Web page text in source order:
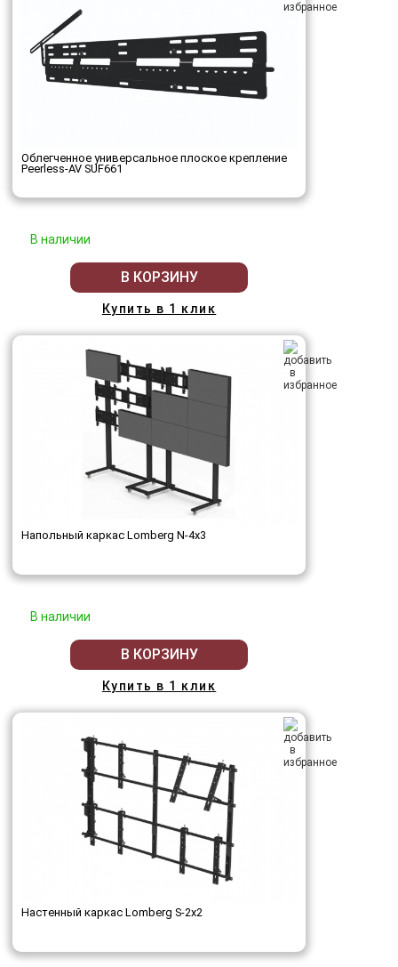
Облегченное универсальное плоское крепление
Peerless-AV SUF661
В наличии
В КОРЗИНУ
Купить в 1 клик
Напольный каркас Lomberg N-4х3
В наличии
В КОРЗИНУ
Купить в 1 клик
Настенный каркас Lomberg S-2х2